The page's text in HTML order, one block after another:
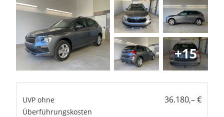
+15
UVP ohne
Überführungskosten
36.180,– €